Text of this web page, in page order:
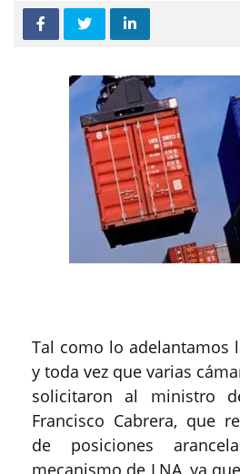
Tal como lo adelantamos
y toda vez que varias
solicitaron al ministro
Francisco Cabrera, que
de posiciones
mecanismo de LNA, ya